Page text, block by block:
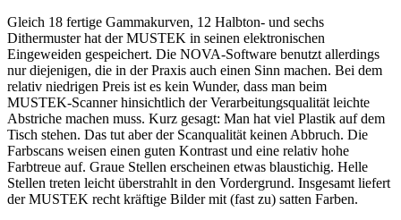
Gleich 18 fertige Gammakurven, 12 Halbton- und sechs
Dithermuster hat der MUSTEK in seinen elektronischen
Eingeweiden gespeichert. Die NOVA-Software benutzt allerdings
nur diejenigen, die in der Praxis auch einen Sinn machen. Bei dem
relativ niedrigen Preis ist es kein Wunder, dass man beim
MUSTEK-Scanner hinsichtlich der Verarbeitungsqualität leichte
Abstriche machen muss. Kurz gesagt: Man hat viel Plastik auf dem
Tisch stehen. Das tut aber der Scanqualität keinen Abbruch. Die
Farbscans weisen einen guten Kontrast und eine relativ hohe
Farbtreue auf. Graue Stellen erscheinen etwas blaustichig. Helle
Stellen treten leicht überstrahlt in den Vordergrund. Insgesamt liefert
der MUSTEK recht kräftige Bilder mit (fast zu) satten Farben.